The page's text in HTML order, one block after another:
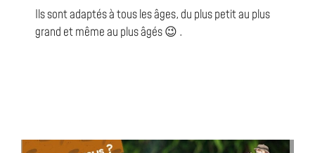
Ils sont adaptés à tous les âges, du plus petit au plus
grand et même au plus âgés 😉 .